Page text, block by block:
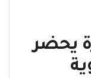
يحضر